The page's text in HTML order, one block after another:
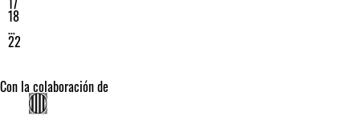
18
…
22
Con la colaboración de